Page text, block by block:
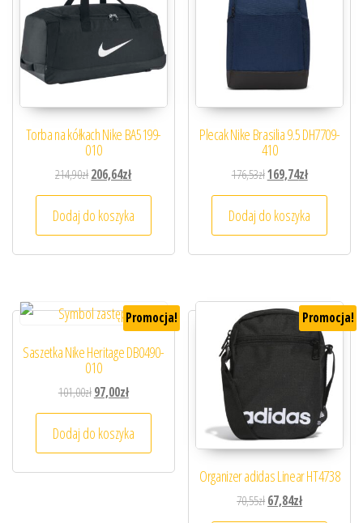
Torba na kółkach Nike BA5199-
010
214,90złPierwotna cena wynosiła: 214,90zł.
206,64złAktualna cena wynosi: 206,64zł.
Dodaj do koszyka
Plecak Nike Brasilia 9.5 DH7709-
410
176,53złPierwotna cena
169,74złAktualna
Dodaj do koszyka
Promocja!
Saszetka Nike Heritage DB0490-
010
101,00złPierwotna cena wynosiła: 101,00zł.
97,00złAktualna cena wynosi: 97,00zł.
Dodaj do koszyka
Promocja!
Organizer adidas Linear HT4738
70,55złPierwotna cena
67,84złAktualna cena